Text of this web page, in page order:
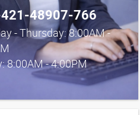
48907-766
- Thursday: 8:00AM -
8:00AM - 4:00PM